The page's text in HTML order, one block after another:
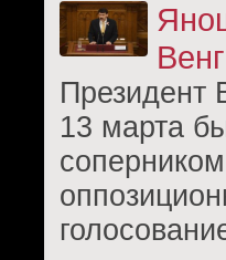
Президент
13 марта